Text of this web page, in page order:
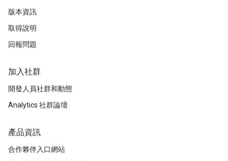
版本資訊
取得說明
回報問題
加入社群
開發人員社群和動態
Analytics 社群論壇
產品資訊
合作夥伴入口網站